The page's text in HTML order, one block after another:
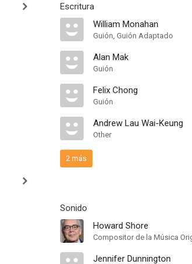
Escritura
William Monahan
Guión, Guión Adaptado
Alan Mak
Guión
Felix Chong
Guión
Andrew Lau Wai-Keung
Other
2 más
Sonido
Howard Shore
Compositor de la Música
Jennifer Dunnington